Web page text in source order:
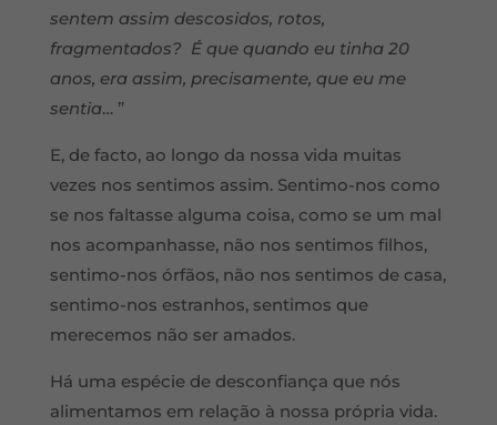
sentem assim descosidos, rotos,
fragmentados? É que quando eu tinha 20
anos, era assim, precisamente, que eu me
sentia… ”
E, de facto, ao longo da nossa vida muitas
vezes nos sentimos assim. Sentimo-nos como
se nos faltasse alguma coisa, como se um mal
nos acompanhasse, não nos sentimos filhos,
sentimo-nos órfãos, não nos sentimos de casa,
sentimo-nos estranhos, sentimos que
merecemos não ser amados.
Há uma espécie de desconfiança que nós
alimentamos em relação à nossa própria vida.